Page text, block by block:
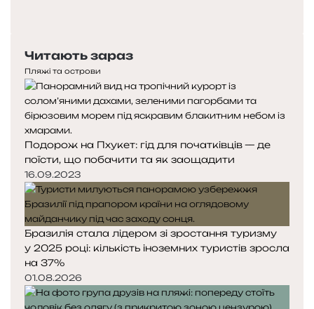
Читають зараз
Пляжі та острови
Подорож на Пхукет: гід для початківців — де
поїсти, що побачити та як заощадити
16.09.2023
Бразилія стала лідером зі зростання туризму
у 2025 році: кількість іноземних туристів зросла
на 37%
01.08.2026